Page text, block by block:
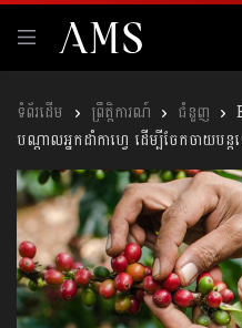
ព្រឹត្តិការណ៍ ជំនួញ
បណ្តាលអ្នកដាំកាហ្វេ ដើម្បីចែកចាយបន្